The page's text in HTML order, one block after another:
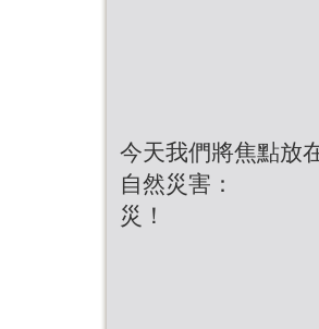
今天我們將焦點放
自然災害：
災！